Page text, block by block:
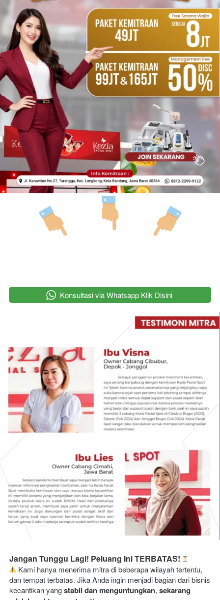
` Konsultasi via Whatsapp Klik Disini
Jangan Tunggu Lagi! Peluang Ini TERBATAS!
Kami hanya menerima mitra di beberapa wilayah tertentu,
dan tempat terbatas. Jika Anda ingin menjadi bagian dari bisnis
kecantikan yang stabil dan menguntungkan, sekarang